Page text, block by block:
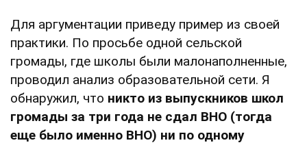
Для аргументации приведу пример из своей
практики. По просьбе одной сельской
громады, где школы были малонаполненные,
проводил анализ образовательной сети. Я
обнаружил, что никто из выпускников школ
громады за три года не сдал ВНО (тогда
еще было именно ВНО) ни по одному